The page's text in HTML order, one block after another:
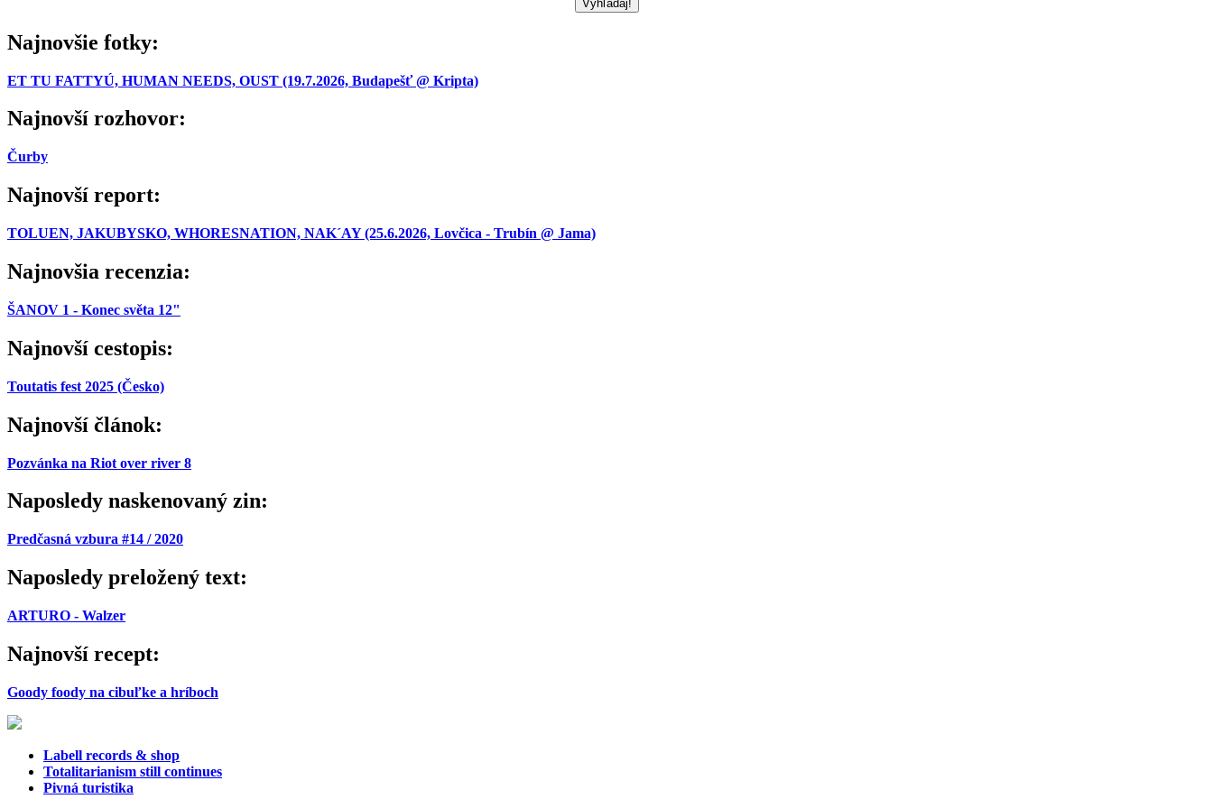
Najnovšie fotky:
ET TU FATTYÚ, HUMAN NEEDS, OUST (19.7.2026, Budapešť @ Kripta)
Najnovší rozhovor:
Čurby
Najnovší report:
TOLUEN, JAKUBYSKO, WHORESNATION, NAK´AY (25.6.2026, Lovčica - Trubín @ Jama)
Najnovšia recenzia:
ŠANOV 1 - Konec světa 12"
Najnovší cestopis:
Toutatis fest 2025 (Česko)
Najnovší článok:
Pozvánka na Riot over river 8
Naposledy naskenovaný zin:
Predčasná vzbura #14 / 2020
Naposledy preložený text:
ARTURO - Walzer
Najnovší recept:
Goody foody na cibuľke a hríboch
Labell records & shop
Totalitarianism still continues
Pivná turistika